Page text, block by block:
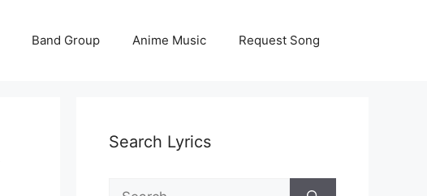
Band Group Anime Music Request Song
Search Lyrics
Search